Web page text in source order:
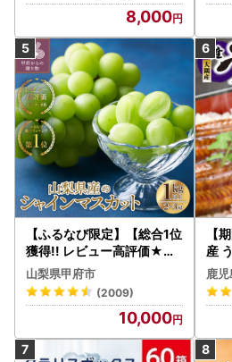
8,000
【ふるなび限定】【総合1位
獲得!! レビュー高評価★】
〈2026年度配送分〉山梨
県産 シャインマスカット 2
～3房（1.0kg以上）シャイ
ン フルーツ FN-Limited-S
P
山梨県甲府市
(2009)
10,000
【
産
）
う
鹿